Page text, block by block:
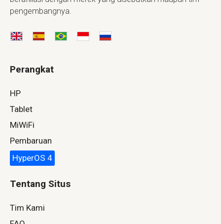
pengembangnya.
Perangkat
HP
Tablet
MiWiFi
Pembaruan
HyperOS 4
Tentang Situs
Tim Kami